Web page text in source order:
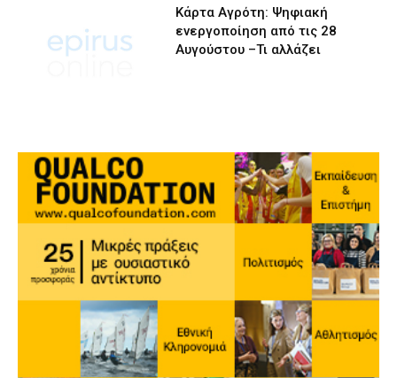
Κάρτα Αγρότη: Ψηφιακή
ενεργοποίηση από τις 28
Αυγούστου –Τι αλλάζει